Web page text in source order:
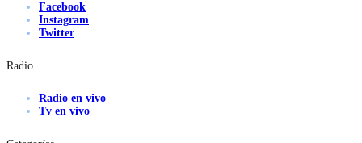
Facebook
Instagram
Twitter
Radio
Radio en vivo
Tv en vivo